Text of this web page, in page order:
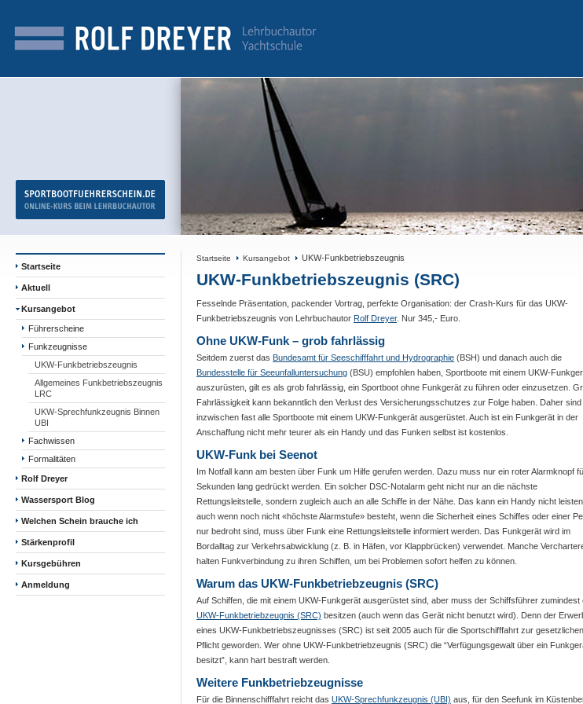
Startseite
Aktuell
Kursangebot
Führerscheine
Funkzeugnisse
UKW-Funkbetriebszeugnis
Allgemeines Funkbetriebszeugnis
LRC
UKW-Sprechfunkzeugnis Binnen
UBI
Fachwissen
Formalitäten
Rolf Dreyer
Wassersport Blog
Welchen Schein brauche ich
Stärkenprofil
Kursgebühren
Anmeldung
Startseite Kursangebot UKW-Funkbetriebszeugnis
UKW-Funkbetriebszeugnis (SRC)
Fesselnde Präsentation, packender Vortrag, perfekte Organisation: der Crash-Kurs für das UKW-
Funkbetriebszeugnis von Lehrbuchautor Rolf Dreyer. Nur 345,- Euro.
Ohne UKW-Funk – grob fahrlässig
Seitdem zuerst das Bundesamt für Seeschifffahrt und Hydrographie (BSH) und danach auch die
Bundesstelle für Seeunfalluntersuchung (BSU) empfohlen haben, Sportboote mit einem UKW-
auszurüsten, gilt es als grob fahrlässig, ein Sportboot ohne Funkgerät zu führen oder einzusetzen.
Fahrlässigkeit kann bekanntlich den Verlust des Versicherungsschutzes zur Folge haben. Daher sind
inzwischen fast alle Sportboote mit einem UKW-Funkgerät ausgerüstet. Auch ist ein Funkgerät in der
Anschaffung nicht mehr teurer als ein Handy und das Funken selbst ist kostenlos.
UKW-Funk bei Seenot
Im Notfall kann am besten über Funk um Hilfe gerufen werden. Dazu muss nur ein roter Alarmknopf
Sekunden lang gedrückt werden. Ein solcher DSC-Notalarm geht nicht nur an die nächste
Rettungsleitstelle, sondern zugleich auch an alle Schiffe in der Nähe. Das kann ein Handy nicht
auch wenn noch nicht «höchste Alarmstufe» besteht, wenn die Sicherheit eines Schiffes oder einer
nur bedroht sind, muss über Funk eine Rettungsleitstelle informiert werden. Das Funkgerät wird im
Bordalltag zur Verkehrsabwicklung (z. B. in Häfen, vor Klappbrücken) verwendet. Manche
halten Funkverbindung zu ihren Schiffen, um bei Problemen sofort helfen zu können.
Warum das UKW-Funkbetriebzeugnis (SRC)
Auf Schiffen, die mit einem UKW-Funkgerät ausgerüstet sind, aber muss der Schiffsführer zumindest
UKW-Funkbetriebzeugnis (SRC) besitzen (auch wenn das Gerät nicht benutzt wird). Denn der
eines UKW-Funkbetriebszeugnisses (SRC) ist seit 2005 auch für die Sportschifffahrt zur gesetzlichen
Pflicht geworden. Wer ohne UKW-Funkbetriebzeugnis (SRC) die “Verfügungsgewalt über ein
besitzt”, kann hart bestraft werden.
Weitere Funkbetriebzeugnisse
Für die Binnenschifffahrt reicht das UKW-Sprechfunkzeugnis (UBI) aus, für den Seefunk im